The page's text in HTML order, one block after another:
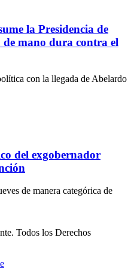
la Presidencia de
mano dura contra el
con la llegada de Abelardo
del exgobernador
de manera categórica de
Todos los Derechos